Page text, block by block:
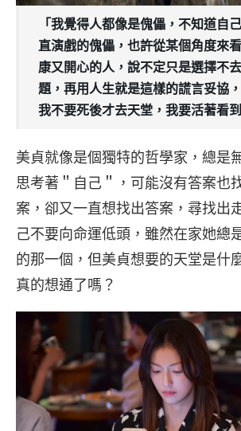
「我覺得人都像是傀儡，不知道自
直演戲的傀儡，也許從某個角度來
康又開心的人，說不定只是選擇不
題，再用人生就是這樣的謊言妥協
我不要死後才去天堂，我要活著看到
美貞就像是個獨特的哲學家，總是
思考著＂自己＂，可能沒有答案也
案，卻又一直想找出答案，尋找出
己不要向命運低頭，雖然在家她總
的那一個，但美貞想要的天堂是什
真的想通了嗎？